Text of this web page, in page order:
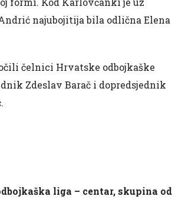
najubojitija bila odlična Elena
čelnici Hrvatske odbojkaške
Zdeslav Barač i dopredsjednik
liga – centar, skupina od